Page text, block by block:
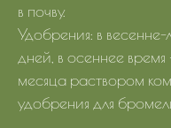
в почву.
Удобрения: в
дней, в осеннее время
месяца раствором
удобрения для